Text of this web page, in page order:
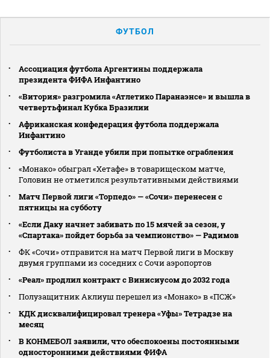
ФУТБОЛ
Ассоциация футбола Аргентины поддержала
президента ФИФА Инфантино
«Витория» разгромила «Атлетико Паранаэнсе» и вышла в
четвертьфинал Кубка Бразилии
Африканская конфедерация футбола поддержала
Инфантино
Футболиста в Уганде убили при попытке ограбления
«Монако» обыграл «Хетафе» в товарищеском матче,
Головин не отметился результативными действиями
Матч Первой лиги «Торпедо» — «Сочи» перенесен с
пятницы на субботу
«Если Даку начнет забивать по 15 мячей за сезон, у
«Спартака» пойдет борьба за чемпионство» — Радимов
ФК «Сочи» отправится на матч Первой лиги в Москву
двумя группами из соседних с Сочи аэропортов
«Реал» продлил контракт с Винисиусом до 2032 года
Полузащитник Аклиуш перешел из «Монако» в «ПСЖ»
КДК дисквалифицировал тренера «Уфы» Тетрадзе на
месяц
В КОНМЕБОЛ заявили, что обеспокоены постоянными
односторонними действиями ФИФА